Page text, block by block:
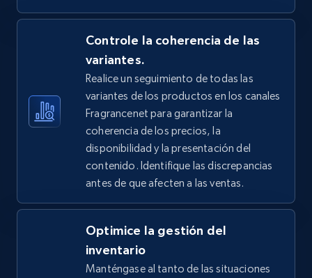
5.4K+ 668+ Comenzar ahora
TikTok Shop - Collect TikTok shop products
by keywords search
URL, Title, Available, Description, Currency, Initial
price, Final price, Discount percent, and more.
668+ Comenzar ahora
TikTok Shop - discover records by shop url
URL, Title, Available, Description, Currency, Initial
Controle la coherencia de las
variantes.
Realice un seguimiento de todas las
variantes de los productos en los canales
Fragrancenet para garantizar la
coherencia de los precios, la
disponibilidad y la presentación del
contenido. Identifique las discrepancias
antes de que afecten a las ventas.
Optimice la gestión del
inventario
Manténgase al tanto de las situaciones